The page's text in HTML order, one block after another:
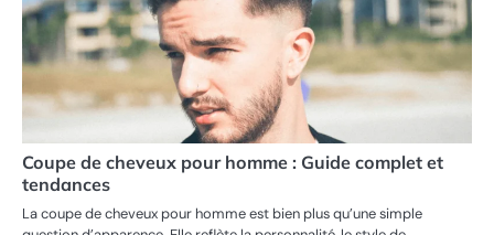
Coupe de cheveux pour homme : Guide complet et
tendances
La coupe de cheveux pour homme est bien plus qu’une simple